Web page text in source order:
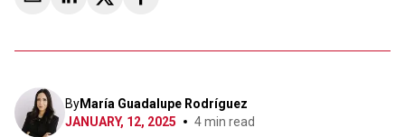
ByMaría Guadalupe Rodríguez
JANUARY, 12, 2025
4min read